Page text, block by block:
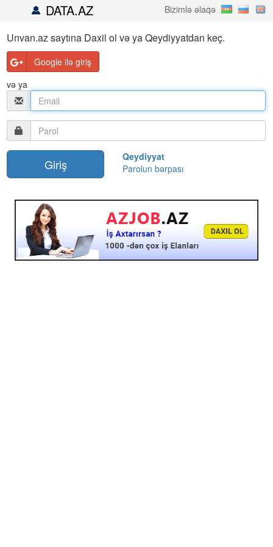
DATA.AZ Bizimlə əlaqə
Unvan.az saytına Daxil ol və ya Qeydiyyatdan keç.
Google ilə giriş
və ya
Qeydiyyat
Parolun bərpası